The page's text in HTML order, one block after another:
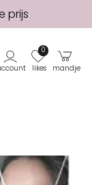
prijs
ons aan!
likes
0
mandje